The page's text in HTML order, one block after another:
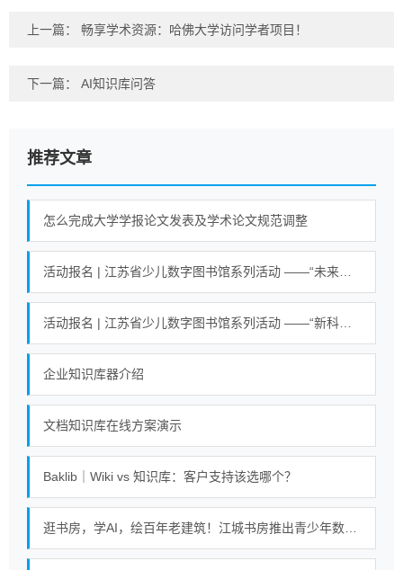
上一篇： 畅享学术资源：哈佛大学访问学者项目！
下一篇： AI知识库问答
推荐文章
怎么完成大学学报论文发表及学术论文规范调整
企业知识库器介绍
文档知识库在线方案演示
Baklib｜Wiki vs 知识库：客户支持该选哪个？